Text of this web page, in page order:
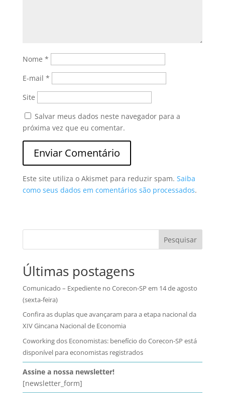
Nome *
E-mail *
Site
Salvar meus dados neste navegador para a
próxima vez que eu comentar.
Este site utiliza o Akismet para reduzir spam. Saiba
como seus dados em comentários são processados.
Pesquisar
Últimas postagens
Comunicado – Expediente no Corecon-SP em 14 de agosto
(sexta-feira)
Confira as duplas que avançaram para a etapa nacional da
XIV Gincana Nacional de Economia
Coworking dos Economistas: benefício do Corecon-SP está
disponível para economistas registrados
Assine a nossa newsletter!
[newsletter_form]